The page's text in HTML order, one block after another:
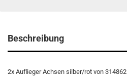
Beschreibung
2x Auflieger Achsen silber/rot von 314862